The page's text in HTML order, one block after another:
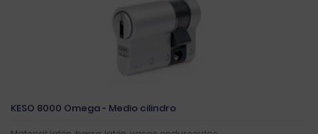
KESO 8000 Omega - Medio cilindro